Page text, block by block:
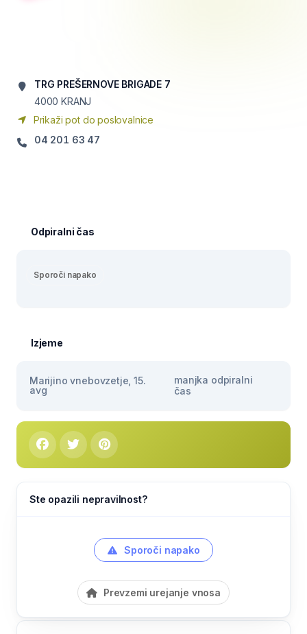
TRG PREŠERNOVE BRIGADE 7
4000 KRANJ
Prikaži pot do poslovalnice
04 201 63 47
Odpiralni čas
Sporoči napako
Izjeme
Marijino vnebovzetje, 15.
avg
manjka odpiralni
čas
Ste opazili nepravilnost?
Sporoči napako
Prevzemi urejanje vnosa